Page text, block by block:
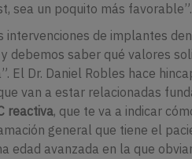
sea un poquito más favorable”.
intervenciones de implantes
debemos saber qué valores
El Dr. Daniel Robles hace
van a estar relacionadas
reactiva, que te va a indicar
general que tiene el
edad avanzada en la que